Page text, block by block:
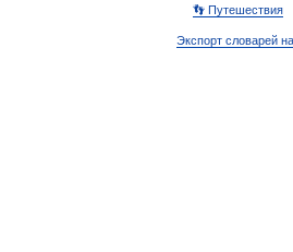
👣 Путешествия
Экспорт словарей